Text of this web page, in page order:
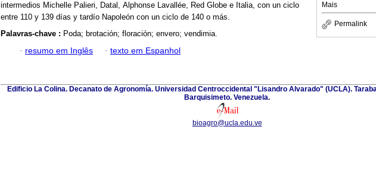
Mais
Permalink
intermedios Michelle Palieri, Datal, Alphonse Lavallée, Red Globe e Italia, con un ciclo
entre 110 y 139 días y tardío Napoleón con un ciclo de 140 o más.
Palavras-chave : Poda; brotación; floración; envero; vendimia.
· resumo em Inglês · texto em Espanhol
Edificio La Colina. Decanato de Agronomía. Universidad Centroccidental "Lisandro Alvarado" (UCLA).
Barquisimeto. Venezuela.
bioagro@ucla.edu.ve